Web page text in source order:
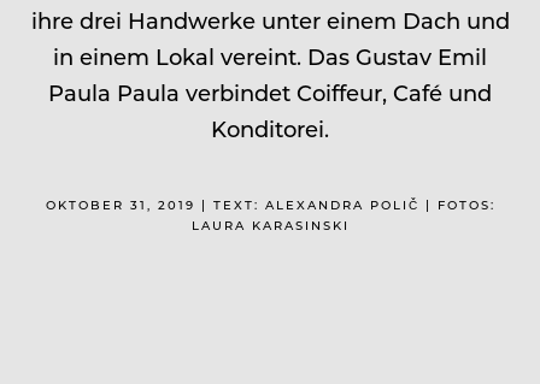
ihre drei Handwerke unter einem Dach und
in einem Lokal vereint. Das Gustav Emil
Paula Paula verbindet Coiffeur, Café und
Konditorei.
OKTOBER 31, 2019 | TEXT: ALEXANDRA POLIČ | FOTOS:
LAURA KARASINSKI